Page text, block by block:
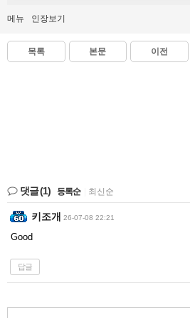
메뉴 인장보기
목록 본문 이전
댓글(1) 등록순 최신순
키조개 26-07-08 22:21
Good
답글